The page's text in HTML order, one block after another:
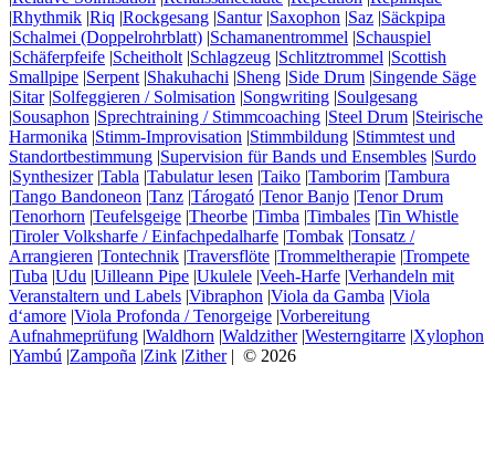
|Rhythmik |Riq |Rockgesang |Santur|Saxophon |Saz |Säckpipa
|Schalmei (Doppelrohrblatt) |Schamanentrommel |Schauspiel
|Schäferpfeife |Scheitholt|Schlagzeug |Schlitztrommel |Scottish
Smallpipe |Serpent|Shakuhachi |Sheng |Side Drum |Singende Säge
|Sitar|Solfeggieren / Solmisation |Songwriting |Soulgesang
|Sousaphon |Sprechtraining / Stimmcoaching |Steel Drum |Steirische
Harmonika |Stimm-Improvisation |Stimmbildung |Stimmtest und
Standortbestimmung |Supervision für Bands und Ensembles |Surdo
|Synthesizer|Tabla |Tabulatur lesen |Taiko |Tamborim |Tambura
|Tango Bandoneon |Tanz |Tárogató |Tenor Banjo |Tenor Drum
|Tenorhorn |Teufelsgeige |Theorbe |Timba |Timbales |Tin Whistle
|Tiroler Volksharfe / Einfachpedalharfe |Tombak |Tonsatz /
Arrangieren |Tontechnik |Traversflöte |Trommeltherapie |Trompete
|Tuba |Udu |Uilleann Pipe |Ukulele |Veeh-Harfe |Verhandeln mit
Veranstaltern und Labels |Vibraphon |Viola da Gamba |Viola
d‘amore |Viola Profonda / Tenorgeige |Vorbereitung
Aufnahmeprüfung |Waldhorn |Waldzither|Westerngitarre |Xylophon
|Yambú |Zampoña |Zink |Zither| © 2026